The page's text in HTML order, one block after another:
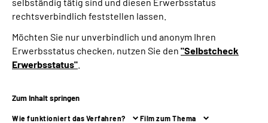
Über uns & Presse
Online-Services
Suche
rechtsverbindlich feststellen lassen.
Möchten Sie nur unverbindlich und anonym Ihren
Erwerbsstatus checken, nutzen Sie den "Selbstcheck
Erwerbsstatus"
Zum Inhalt springen
Wie funktioniert das Verfahren?
Film zum Thema